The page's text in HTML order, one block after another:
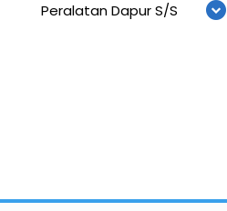
Peralatan Dapur S/S